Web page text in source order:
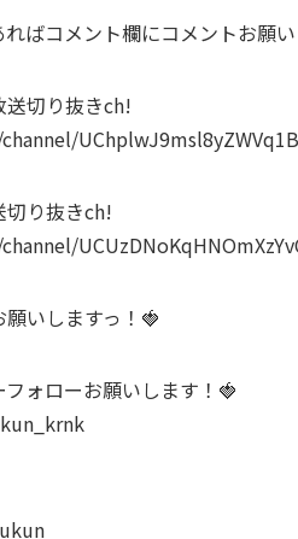
ばコメント欄にコメントお願い
切り抜きch!
り抜きch!
いしますっ！🍓
ォローお願いします！🍓